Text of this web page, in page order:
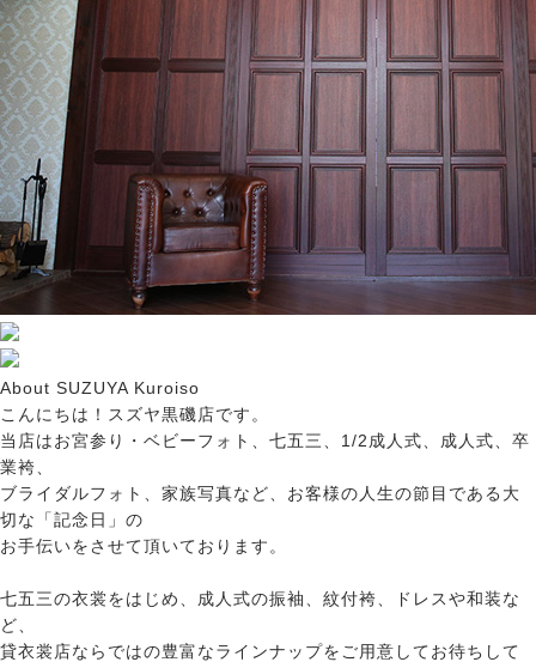
About SUZUYA Kuroiso
こんにちは！スズヤ黒磯店です。
当店はお宮参り・ベビーフォト、七五三、1/2成人式、成人式、卒
業袴、
ブライダルフォト、家族写真など、お客様の人生の節目である大
切な「記念日」の
お手伝いをさせて頂いております。
七五三の衣裳をはじめ、成人式の振袖、紋付袴、ドレスや和装な
ど、
貸衣裳店ならではの豊富なラインナップをご用意してお待ちして